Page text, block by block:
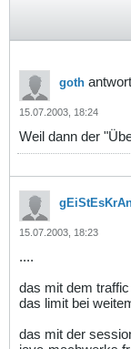
goth
15.07.2003, 18:24
Weil dann der
15.07.2003, 18:23
....
das mit dem
das limit bei
das mit der